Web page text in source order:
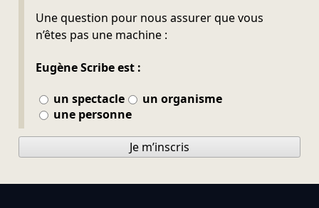
Une question pour nous assurer que vous
n’êtes pas une machine :
Eugène Scribe est :
un spectacle
un organisme
une personne
Ne pas remplir
Je m’inscris